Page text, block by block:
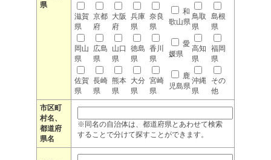
県
滋賀
県
京都
府
大阪
府
兵庫
県
奈良
県
和
歌山県
鳥取
県
島根
県
岡山
県
広島
県
山口
県
徳島
県
香川
県
愛
媛県
高知
県
福岡
県
佐賀
県
長崎
県
熊本
県
大分
県
宮崎
県
鹿
児島県
沖縄
県
その
他
市区町
村名、
都道府
県名
※同名の自治体は、都道府県とあわせて検索
することで分けて探すことができます。